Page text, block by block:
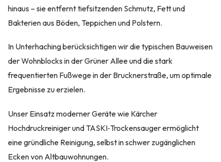
hinaus – sie entfernt tiefsitzenden Schmutz, Fett und
Bakterien aus Böden, Teppichen und Polstern.
In Unterhaching berücksichtigen wir die typischen Bauweisen
der Wohnblocks in der Grüner Allee und die stark
frequentierten Fußwege in der Brucknerstraße, um optimale
Ergebnisse zu erzielen.
Unser Einsatz moderner Geräte wie Kärcher
Hochdruckreiniger und TASKI‑Trockensauger ermöglicht
eine gründliche Reinigung, selbst in schwer zugänglichen
Ecken von Altbauwohnungen.